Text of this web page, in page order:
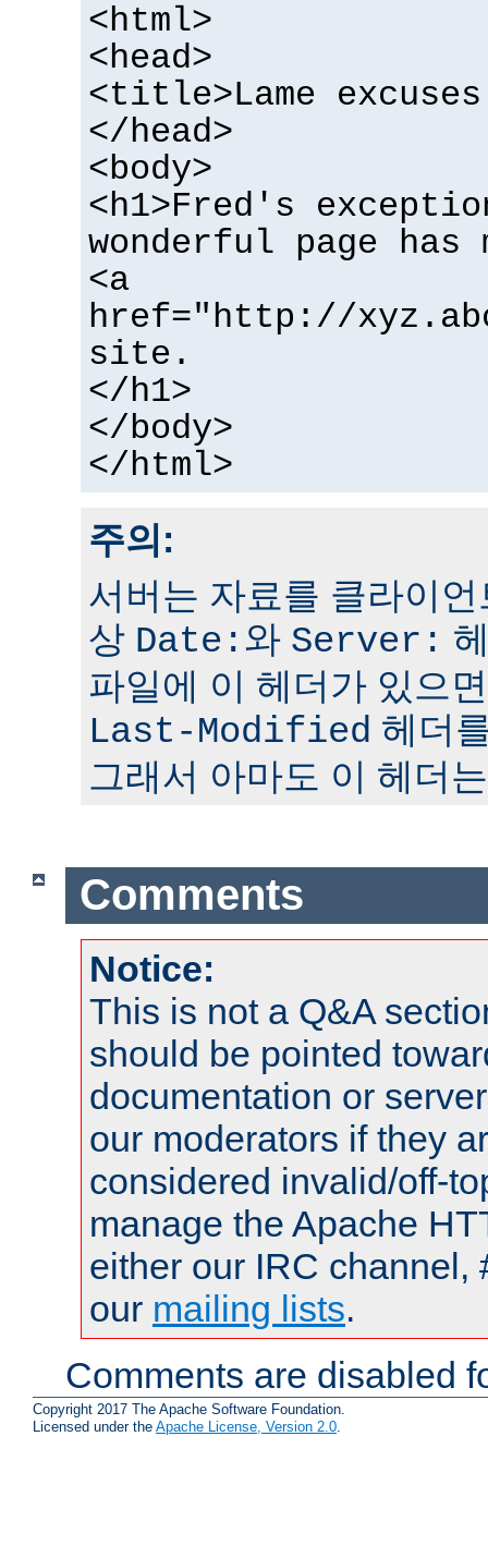
<html>
<head>
<title>Lame
</head>
<body>
<h1>Fred's
wonderful page has
<a
href="http://
site.
</h1>
</body>
</html>
주의:
서버는 자료를 클라이
상 Date: 와 Server:
파일에 이 헤더가 있으
Last-Modified 헤더
그래서 아마도 이 헤더
Comments
Notice:
This is not a Q&A
should be pointed
documentation or
our moderators if they
considered invalid/off-
manage the Apache
either our IRC channel,
our mailing lists.
Comments are disabled
Copyright 2017 The Apache Software Foundation.
Licensed under the Apache License, Version 2.0